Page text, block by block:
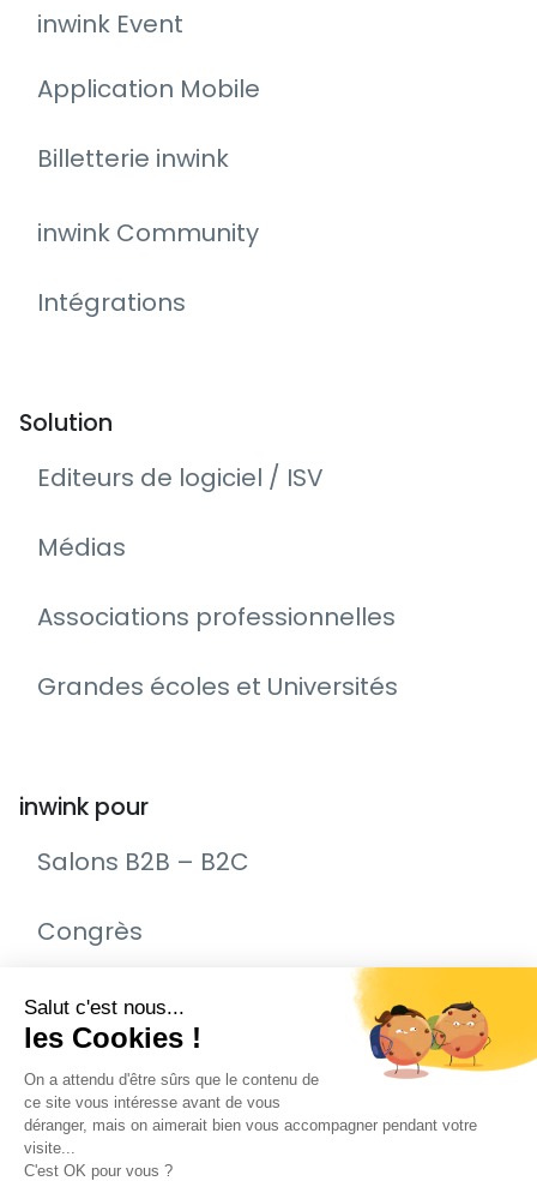
inwink Event
Application Mobile
Billetterie inwink
inwink Community
Intégrations
Solution
Editeurs de logiciel / ISV
Médias
Associations professionnelles
Grandes écoles et Universités
inwink pour
Salons B2B – B2C
Congrès
Remise de prix – Awards
Journée Portes Ouvertes (JPO)